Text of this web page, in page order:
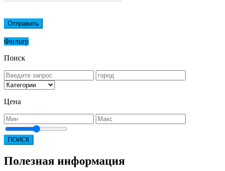
Отправить
Фильтр
Поиск
Цена
ПОИСК
Полезная информация